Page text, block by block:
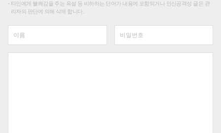
타인에게 불쾌감을 주는 욕설 등 비하하는 단어가 내용에 포함되거나 인신공격성 글은 관
리자의 판단에 의해 삭제 합니다.